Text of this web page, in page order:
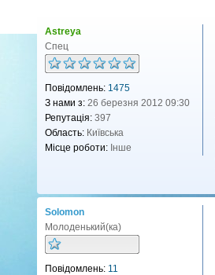
Astreya
Спец
Повідомлень: 1475
З нами з: 26 березня 2012 09:30
Репутація: 397
Область: Київська
Місце роботи: Інше
Solomon
Молоденький(ка)
Повідомлень: 11